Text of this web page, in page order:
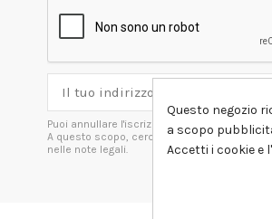
Puoi annullare l'iscrizione in ogni momenti.
A questo scopo, cerca le info di contatto
nelle note legali.
Questo negozio
a scopo
Accetti i cookie e